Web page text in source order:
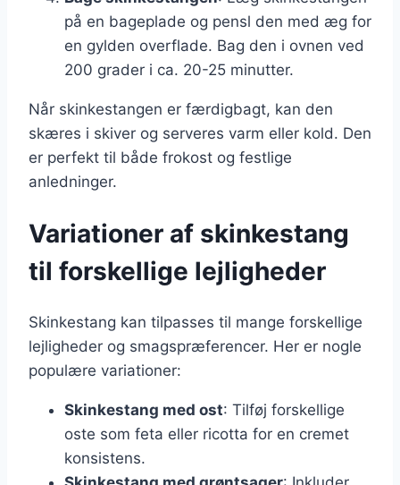
på en bageplade og pensl den med æg for
en gylden overflade. Bag den i ovnen ved
200 grader i ca. 20-25 minutter.
Når skinkestangen er færdigbagt, kan den
skæres i skiver og serveres varm eller kold. Den
er perfekt til både frokost og festlige
anledninger.
Variationer af skinkestang
til forskellige lejligheder
Skinkestang kan tilpasses til mange forskellige
lejligheder og smagspræferencer. Her er nogle
populære variationer:
Skinkestang med ost: Tilføj forskellige
oste som feta eller ricotta for en cremet
konsistens.